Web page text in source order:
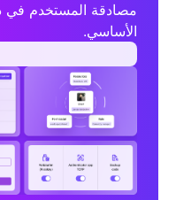
مصادقة المستخدم في
الأساسي.